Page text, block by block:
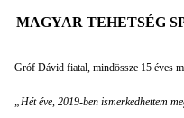
Gróf Dávid fiatal, mindössze 15 éves
„Hét éve, 2019-ben ismerkedhettem
MAGYAR TEHETSÉG